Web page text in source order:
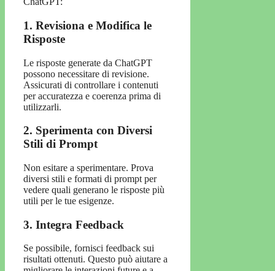
1. Revisiona e Modifica le
Risposte
Le risposte generate da ChatGPT
possono necessitare di revisione.
Assicurati di controllare i contenuti
per accuratezza e coerenza prima di
utilizzarli.
2. Sperimenta con Diversi
Stili di Prompt
Non esitare a sperimentare. Prova
diversi stili e formati di prompt per
vedere quali generano le risposte più
utili per le tue esigenze.
3. Integra Feedback
Se possibile, fornisci feedback sui
risultati ottenuti. Questo può aiutare a